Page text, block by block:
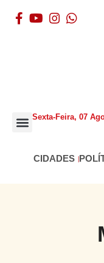
Sexta-Feira, 07
CIDADES